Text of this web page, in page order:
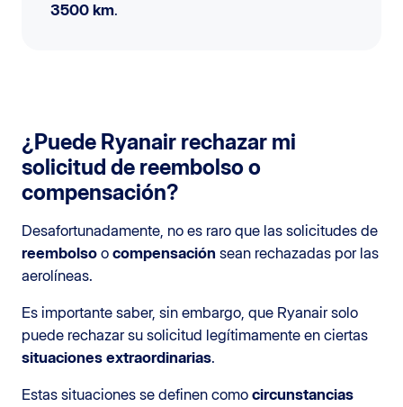
3500 km.
¿Puede Ryanair rechazar mi
solicitud de reembolso o
compensación?
Desafortunadamente, no es raro que las solicitudes de
reembolso o compensación sean rechazadas por las
aerolíneas.
Es importante saber, sin embargo, que Ryanair solo
puede rechazar su solicitud legítimamente en ciertas
situaciones extraordinarias.
Estas situaciones se definen como circunstancias